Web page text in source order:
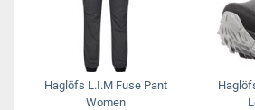
Haglöfs L.I.M Fuse Pant
Women